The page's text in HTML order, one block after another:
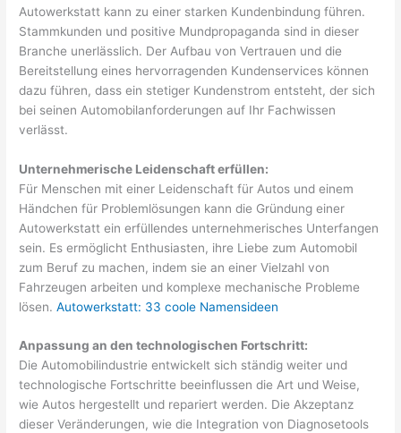
Autowerkstatt kann zu einer starken Kundenbindung führen.
Stammkunden und positive Mundpropaganda sind in dieser
Branche unerlässlich. Der Aufbau von Vertrauen und die
Bereitstellung eines hervorragenden Kundenservices können
dazu führen, dass ein stetiger Kundenstrom entsteht, der sich
bei seinen Automobilanforderungen auf Ihr Fachwissen
verlässt.
Unternehmerische Leidenschaft erfüllen:
Für Menschen mit einer Leidenschaft für Autos und einem
Händchen für Problemlösungen kann die Gründung einer
Autowerkstatt ein erfüllendes unternehmerisches Unterfangen
sein. Es ermöglicht Enthusiasten, ihre Liebe zum Automobil
zum Beruf zu machen, indem sie an einer Vielzahl von
Fahrzeugen arbeiten und komplexe mechanische Probleme
lösen.Autowerkstatt: 33 coole Namensideen
​Anpassung an den technologischen Fortschritt:
Die Automobilindustrie entwickelt sich ständig weiter und
technologische Fortschritte beeinflussen die Art und Weise,
wie Autos hergestellt und repariert werden. Die Akzeptanz
dieser Veränderungen, wie die Integration von Diagnosetools